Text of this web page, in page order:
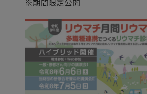
※期間限定公開